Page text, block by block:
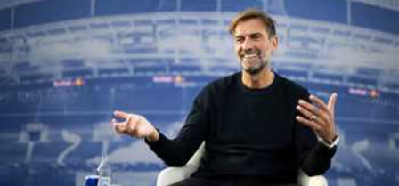
عدسات
آراء حرة
ركن الألعاب
بطولات